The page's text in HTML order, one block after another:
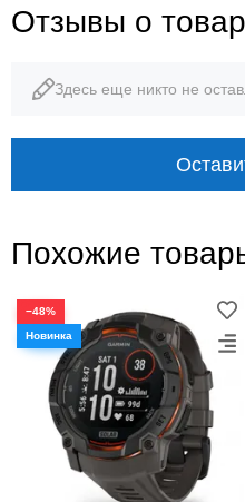
MIP-дисплей
10 ATM
водозащита
СОЛНЕЧНАЯ
Надёжная
тренировок
Garmin Instinct 2S
Отзывы о
Здесь еще никто не
Похожие
−48%